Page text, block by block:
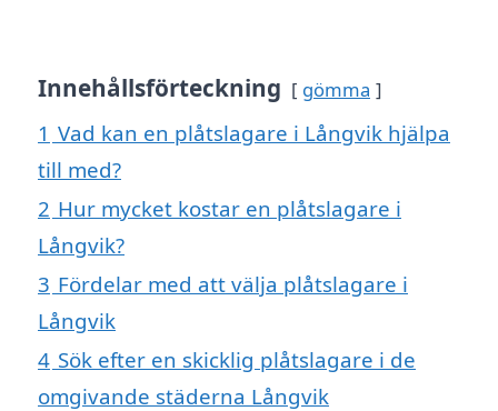
Innehållsförteckning gömma
1 Vad kan en plåtslagare i Långvik hjälpa
till med?
2 Hur mycket kostar en plåtslagare i
Långvik?
3 Fördelar med att välja plåtslagare i
Långvik
4 Sök efter en skicklig plåtslagare i de
omgivande städerna Långvik